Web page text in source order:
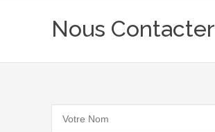
Nous Contacter